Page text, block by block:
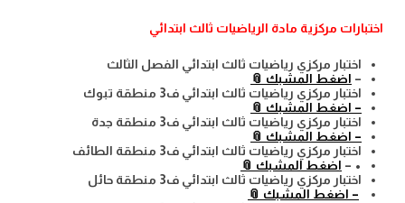
اختبارات مركزية مادة الرياضيات ثالث ابتدائي
اختبار مركزي رياضيات ثالث ابتدائي الفصل الثالث
– اضغط المشبك 📎
اختبار مركزي رياضيات ثالث ابتدائي ف3 منطقة تبوك
– اضغط المشبك 📎
اختبار مركزي رياضيات ثالث ابتدائي ف3 منطقة جدة
– اضغط المشبك 📎
اختبار مركزي رياضيات ثالث ابتدائي ف3 منطقة الطائف
• – اضغط المشبك 📎
اختبار مركزي رياضيات ثالث ابتدائي ف3 منطقة حائل
– اضغط المشبك 📎